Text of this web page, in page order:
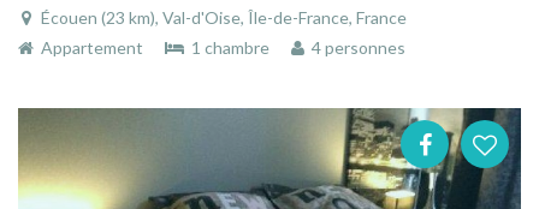
Écouen (23 km), Val-d'Oise, Île-de-France, France
Appartement
1 chambre 4 personnes